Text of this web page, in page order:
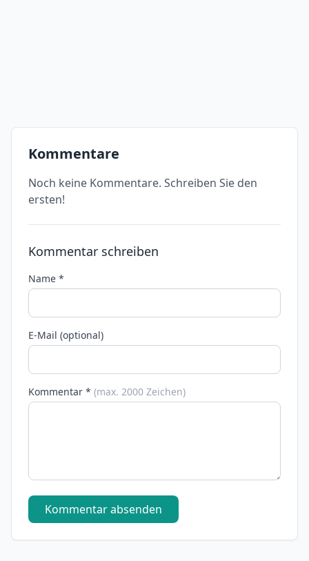
Kommentare
Noch keine Kommentare. Schreiben Sie den
ersten!
Kommentar schreiben
Name *
E-Mail (optional)
Kommentar * (max. 2000 Zeichen)
Kommentar absenden